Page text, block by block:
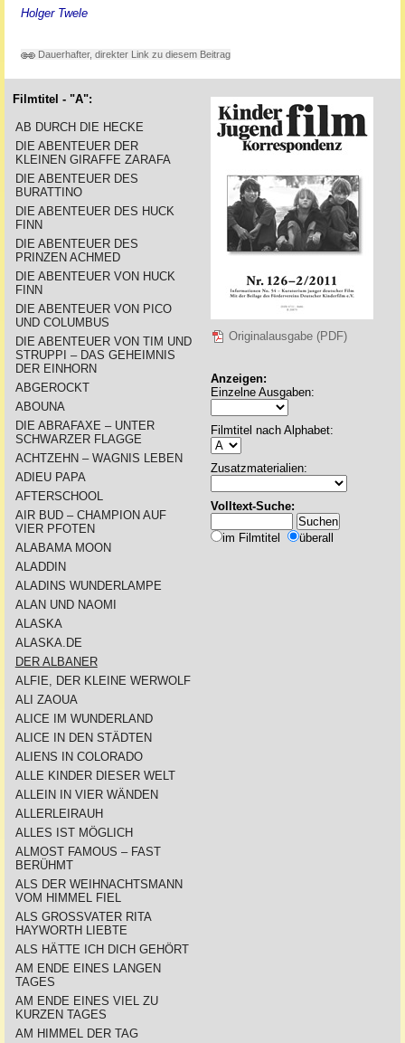
Holger Twele
Dauerhafter, direkter Link zu diesem Beitrag
Filmtitel - "A":
AB DURCH DIE HECKE
DIE ABENTEUER DER
KLEINEN GIRAFFE ZARAFA
DIE ABENTEUER DES
BURATTINO
DIE ABENTEUER DES HUCK
FINN
DIE ABENTEUER DES
PRINZEN ACHMED
DIE ABENTEUER VON HUCK
FINN
DIE ABENTEUER VON PICO
UND COLUMBUS
DIE ABENTEUER VON TIM UND
STRUPPI – DAS GEHEIMNIS
DER EINHORN
ABGEROCKT
ABOUNA
DIE ABRAFAXE – UNTER
SCHWARZER FLAGGE
ACHTZEHN – WAGNIS LEBEN
ADIEU PAPA
AFTERSCHOOL
AIR BUD – CHAMPION AUF
VIER PFOTEN
ALABAMA MOON
ALADDIN
ALADINS WUNDERLAMPE
ALAN UND NAOMI
ALASKA
ALASKA.DE
DER ALBANER
ALFIE, DER KLEINE WERWOLF
ALI ZAOUA
ALICE IM WUNDERLAND
ALICE IN DEN STÄDTEN
ALIENS IN COLORADO
ALLE KINDER DIESER WELT
ALLEIN IN VIER WÄNDEN
ALLERLEIRAUH
ALLES IST MÖGLICH
ALMOST FAMOUS – FAST
BERÜHMT
ALS DER WEIHNACHTSMANN
VOM HIMMEL FIEL
ALS GROSSVATER RITA
HAYWORTH LIEBTE
ALS HÄTTE ICH DICH GEHÖRT
AM ENDE EINES LANGEN
TAGES
AM ENDE EINES VIEL ZU
KURZEN TAGES
AM HIMMEL DER TAG
Originalausgabe (PDF)
Anzeigen:
Einzelne Ausgaben:
Filmtitel nach Alphabet:
Zusatzmaterialien:
Volltext-Suche:
im Filmtitel überall